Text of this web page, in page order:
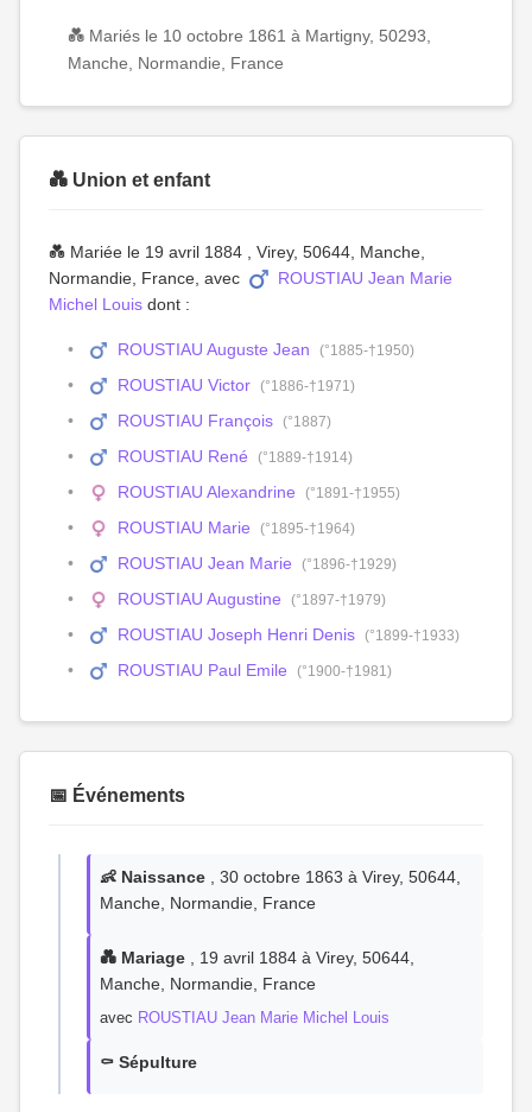
💑 Mariés le 10 octobre 1861 à Martigny, 50293,
Manche, Normandie, France
💑 Union et enfant
💑 Mariée le 19 avril 1884 , Virey, 50644, Manche,
Normandie, France, avec
ROUSTIAU Jean Marie
Michel Louis dont :
ROUSTIAU Auguste Jean (°1885-†1950)
ROUSTIAU Victor (°1886-†1971)
ROUSTIAU François (°1887)
ROUSTIAU René (°1889-†1914)
ROUSTIAU Alexandrine (°1891-†1955)
ROUSTIAU Marie (°1895-†1964)
ROUSTIAU Jean Marie (°1896-†1929)
ROUSTIAU Augustine (°1897-†1979)
ROUSTIAU Joseph Henri Denis (°1899-†1933)
ROUSTIAU Paul Emile (°1900-†1981)
📅 Événements
👶 Naissance , 30 octobre 1863 à Virey, 50644,
Manche, Normandie, France
💑 Mariage , 19 avril 1884 à Virey, 50644,
Manche, Normandie, France
avec ROUSTIAU Jean Marie Michel Louis
⚰️ Sépulture